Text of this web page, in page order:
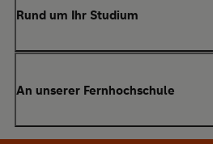
Rund um Ihr Studium
Anrechnung von Vorleistungen
Studienberatung
An unserer Fernhochschule
Warum SRH?